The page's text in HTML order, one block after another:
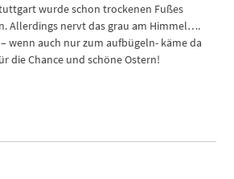
wurde schon trockenen Fußes
Allerdings nervt das grau am Himmel….
wenn auch nur zum aufbügeln- käme da
die Chance und schöne Ostern!